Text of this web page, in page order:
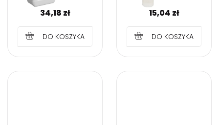
34,18 zł
DO KOSZYKA
15,04 zł
DO KOSZYKA